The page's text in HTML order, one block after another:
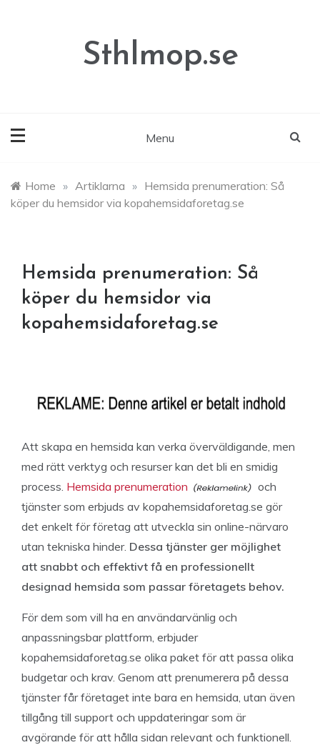
Sthlmop.se
Menu
Home » Artiklarna » Hemsida prenumeration: Så
köper du hemsidor via kopahemsidaforetag.se
Hemsida prenumeration: Så
köper du hemsidor via
kopahemsidaforetag.se
Att skapa en hemsida kan verka överväldigande, men
med rätt verktyg och resurser kan det bli en smidig
process. Hemsida prenumeration
och
tjänster som erbjuds av kopahemsidaforetag.se gör
det enkelt för företag att utveckla sin online-närvaro
utan tekniska hinder. Dessa tjänster ger möjlighet
att snabbt och effektivt få en professionellt
designad hemsida som passar företagets behov.
För dem som vill ha en användarvänlig och
anpassningsbar plattform, erbjuder
kopahemsidaforetag.se olika paket för att passa olika
budgetar och krav. Genom att prenumerera på dessa
tjänster får företaget inte bara en hemsida, utan även
tillgång till support och uppdateringar som är
avgörande för att hålla sidan relevant och funktionell.